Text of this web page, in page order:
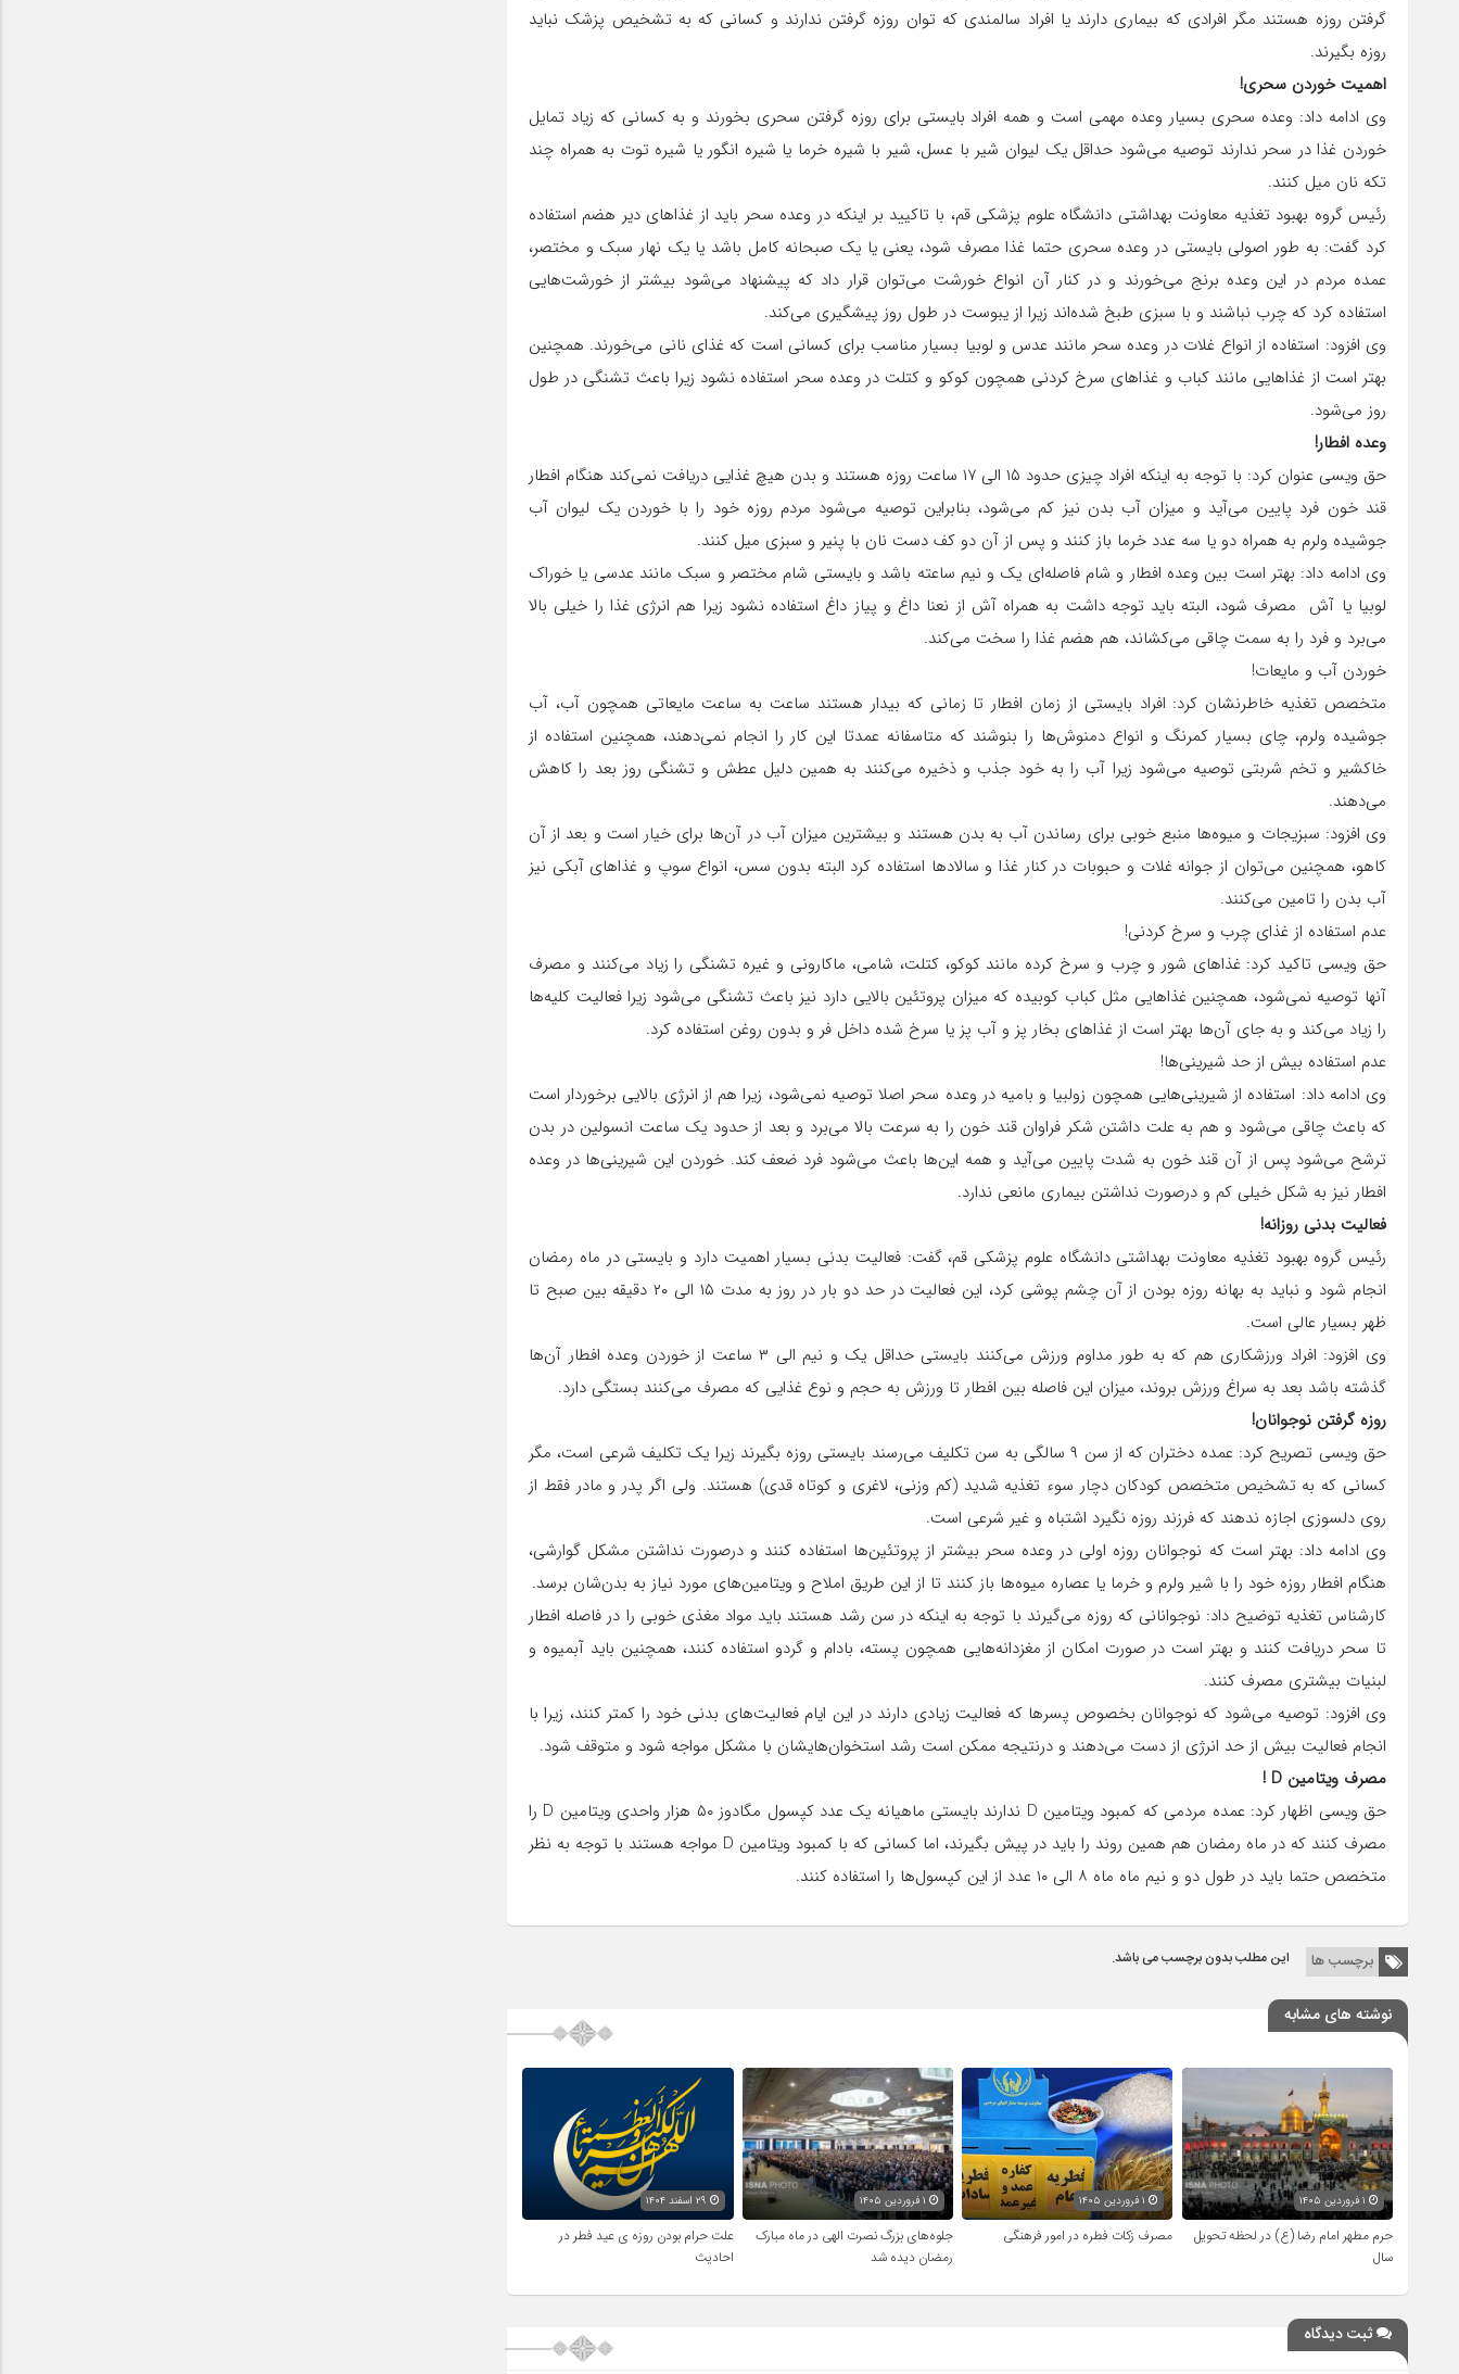
گرفتن روزه هستند مگر افرادی که بیماری دارند یا افراد سالمندی که توان روزه گرفتن ندارند و کسانی که به تشخیص پزشک نباید
روزه بگیرند.
اهمیت خوردن سحری!
وی ادامه داد: وعده سحری بسیار وعده مهمی است و همه افراد بایستی برای روزه گرفتن سحری بخورند و به کسانی که زیاد تمایل
خوردن غذا در سحر ندارند توصیه می‌شود حداقل یک لیوان شیر با عسل، شیر با شیره خرما یا شیره انگور یا شیره توت به همراه چند
تکه نان میل کنند.
رئیس گروه بهبود تغذیه معاونت بهداشتی دانشگاه علوم پزشکی قم، با تاکیید بر اینکه در وعده سحر باید از غذاهای دیر هضم استفاده
کرد گفت: به طور اصولی بایستی در وعده سحری حتما غذا مصرف شود، یعنی یا یک صبحانه کامل باشد یا یک نهار سبک و مختصر،
عمده مردم در این وعده برنج می‌خورند و در کنار آن انواع خورشت می‌توان قرار داد که پیشنهاد می‌شود بیشتر از خورشت‌هایی
استفاده کرد که چرب نباشند و با سبزی طبخ شده‌اند زیرا از یبوست در طول روز پیشگیری می‌کند.
وی افزود: استفاده از انواع غلات در وعده سحر مانند عدس و لوبیا بسیار مناسب برای کسانی است که غذای نانی می‌خورند. همچنین
بهتر است از غذاهایی مانند کباب و غذاهای سرخ کردنی همچون کوکو و کتلت در وعده سحر استفاده نشود زیرا باعث تشنگی در طول
روز می‌شود.
وعده افطار!
حق ویسی عنوان کرد: با توجه به اینکه افراد چیزی حدود ۱۵ الی ۱۷ ساعت روزه هستند و بدن هیچ غذایی دریافت نمی‌کند هنگام افطار
قند خون فرد پایین می‌آید و میزان آب بدن نیز کم می‌شود، بنابراین توصیه می‌شود مردم روزه خود را با خوردن یک لیوان آب
جوشیده ولرم به همراه دو یا سه عدد خرما باز کنند و پس از آن دو کف دست نان با پنیر و سبزی میل کنند.
وی ادامه داد: بهتر است بین وعده افطار و شام فاصله‌ای یک و نیم ساعته باشد و بایستی شام مختصر و سبک مانند عدسی یا خوراک
لوبیا یا آش مصرف شود، البته باید توجه داشت به همراه آش از نعنا داغ و پیاز داغ استفاده نشود زیرا هم انرژی غذا را خیلی بالا
می‌برد و فرد را به سمت چاقی می‌کشاند، هم هضم غذا را سخت می‌کند.
خوردن آب و مایعات!
متخصص تغذیه خاطرنشان کرد: افراد بایستی از زمان افطار تا زمانی که بیدار هستند ساعت به ساعت مایعاتی همچون آب، آب
جوشیده ولرم، چای بسیار کمرنگ و انواع دمنوش‌ها را بنوشند که متاسفانه عمدتا این کار را انجام نمی‌دهند، همچنین استفاده از
خاکشیر و تخم شربتی توصیه می‌شود زیرا آب را به خود جذب و ذخیره می‌کنند به همین دلیل عطش و تشنگی روز بعد را کاهش
می‌دهند.
وی افزود: سبزیجات و میوه‌ها منبع خوبی برای رساندن آب به بدن هستند و بیشترین میزان آب در آن‌ها برای خیار است و بعد از آن
کاهو، همچنین می‌توان از جوانه غلات و حبوبات در کنار غذا و سالادها استفاده کرد البته بدون سس، انواع سوپ و غذاهای آبکی نیز
آب بدن را تامین می‌کنند.
عدم استفاده از غذای چرب و سرخ کردنی!
حق ویسی تاکید کرد: غذاهای شور و چرب و سرخ کرده مانند کوکو، کتلت، شامی، ماکارونی و غیره تشنگی را زیاد می‌کنند و مصرف
آنها توصیه نمی‌شود، همچنین غذاهایی مثل کباب کوبیده که میزان پروتئین بالایی دارد نیز باعث تشنگی می‌شود زیرا فعالیت کلیه‌ها
را زیاد می‌کند و به جای آن‌ها بهتر است از غذاهای بخار پز و آب پز یا سرخ شده داخل فر و بدون روغن استفاده کرد.
عدم استفاده بیش از حد شیرینی‌ها!
وی ادامه داد: استفاده از شیرینی‌هایی همچون زولبیا و بامیه در وعده سحر اصلا توصیه نمی‌شود، زیرا هم از انرژی بالایی برخوردار است
که باعث چاقی می‌شود و هم به علت داشتن شکر فراوان قند خون را به سرعت بالا می‌برد و بعد از حدود یک ساعت انسولین در بدن
ترشح می‌شود پس از آن قند خون به شدت پایین می‌آید و همه این‌ها باعث می‌شود فرد ضعف کند. خوردن این شیرینی‌ها در وعده
افطار نیز به شکل خیلی کم و درصورت نداشتن بیماری مانعی ندارد.
فعالیت بدنی روزانه!
رئیس گروه بهبود تغذیه معاونت بهداشتی دانشگاه علوم پزشکی قم، گفت: فعالیت بدنی بسیار اهمیت دارد و بایستی در ماه رمضان
انجام شود و نباید به بهانه روزه بودن از آن چشم پوشی کرد، این فعالیت در حد دو بار در روز به مدت ۱۵ الی ۲۰ دقیقه بین صبح تا
ظهر بسیار عالی است.
وی افزود: افراد ورزشکاری هم که به طور مداوم ورزش می‌کنند بایستی حداقل یک و نیم الی ۳ ساعت از خوردن وعده افطار آن‌ها
گذشته باشد بعد به سراغ ورزش بروند، میزان این فاصله بین افطار تا ورزش به حجم و نوع غذایی که مصرف می‌کنند بستگی دارد.
روزه گرفتن نوجوانان!
حق ویسی تصریح کرد: عمده دختران که از سن ۹ سالگی به سن تکلیف می‌رسند بایستی روزه بگیرند زیرا یک تکلیف شرعی است، مگر
کسانی که به تشخیص متخصص کودکان دچار سوء تغذیه شدید (کم وزنی، لاغری و کوتاه قدی) هستند. ولی اگر پدر و مادر فقط از
روی دلسوزی اجازه ندهند که فرزند روزه نگیرد اشتباه و غیر شرعی است.
وی ادامه داد: بهتر است که نوجوانان روزه اولی در وعده سحر بیشتر از پروتئین‌ها استفاده کنند و درصورت نداشتن مشکل گوارشی،
هنگام افطار روزه خود را با شیر ولرم و خرما یا عصاره میوه‌ها باز کنند تا از این طریق املاح و ویتامین‌های مورد نیاز به بدن‌شان برسد.
کارشناس تغذیه توضیح داد: نوجوانانی که روزه می‌گیرند با توجه به اینکه در سن رشد هستند باید مواد مغذی خوبی را در فاصله افطار
تا سحر دریافت کنند و بهتر است در صورت امکان از مغزدانه‌هایی همچون پسته، بادام و گردو استفاده کنند، همچنین باید آبمیوه و
لبنیات بیشتری مصرف کنند.
وی افزود: توصیه می‌شود که نوجوانان بخصوص پسرها که فعالیت زیادی دارند در این ایام فعالیت‌های بدنی خود را کمتر کنند، زیرا با
انجام فعالیت بیش از حد انرژی از دست می‌دهند و درنتیجه ممکن است رشد استخوان‌هایشان با مشکل مواجه شود و متوقف شود.
مصرف ویتامین D !
حق ویسی اظهار کرد: عمده مردمی که کمبود ویتامین D ندارند بایستی ماهیانه یک عدد کپسول مگادوز ۵۰ هزار واحدی ویتامین D را
مصرف کنند که در ماه رمضان هم همین روند را باید در پیش بگیرند، اما کسانی که با کمبود ویتامین D مواجه هستند با توجه به نظر
متخصص حتما باید در طول دو و نیم ماه ماه ۸ الی ۱۰ عدد از این کپسول‌ها را استفاده کنند.
برچسب ها این مطلب بدون برچسب می باشد.
نوشته های مشابه
حرم مطهر امام رضا (ع) در لحظه تحویل
سال
۱ فروردین ۱۴۰۵
مصرف زکات فطره در امور فرهنگی
جلوه‌های بزرگ نصرت الهی در ماه مبارک
رمضان دیده شد
علت حرام بودن روزه ی عید فطر در
احادیث
ثبت دیدگاه